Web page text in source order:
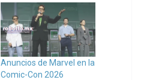
Anuncios de Marvel en la
Comic-Con 2026